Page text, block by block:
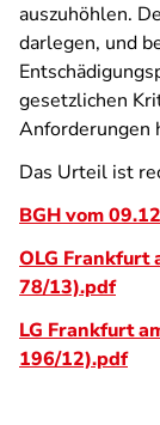
auszuhöhlen.
darlegen, und
gesetzlichen
Anforderungen
Das Urteil ist
BGH vom
OLG Frankfurt
78/13).pdf
LG Frankfurt
196/12).pdf